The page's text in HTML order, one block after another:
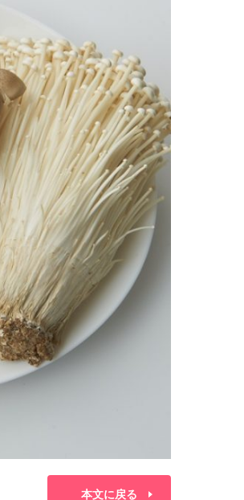
本文に戻る